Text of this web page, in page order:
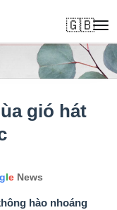
🇬🇧
gió hát
gle News
hào nhoáng